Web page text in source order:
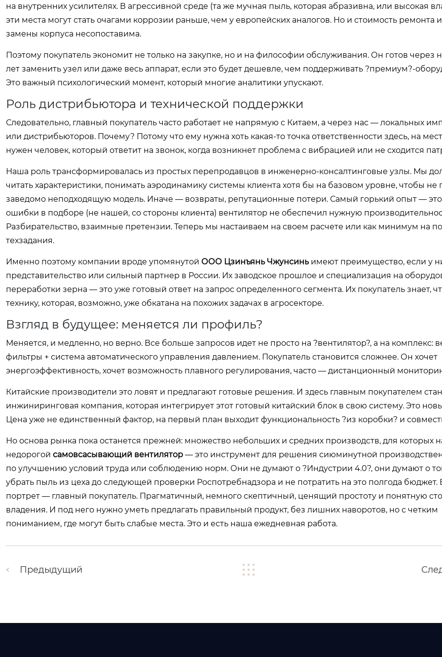
на внутренних усилителях. В агрессивной среде (та же мучная пыль, которая абразивна, или высокая
эти места могут стать очагами коррозии раньше, чем у европейских аналогов. Но и стоимость ремонта
замены корпуса несопоставима.
Поэтому покупатель экономит не только на закупке, но и на философии обслуживания. Он готов через
лет заменить узел или даже весь аппарат, если это будет дешевле, чем поддерживать ?премиум?-
Это важный психологический момент, который многие аналитики упускают.
Роль дистрибьютора и технической поддержки
Следовательно, главный покупатель часто работает не напрямую с Китаем, а через нас — локальных
или дистрибьюторов. Почему? Потому что ему нужна хоть какая-то точка ответственности здесь, на
нужен человек, который ответит на звонок, когда возникнет проблема с вибрацией или не сходится
Наша роль трансформировалась из простых перепродавцов в инженерно-консалтинговые узлы. Мы
читать характеристики, понимать аэродинамику системы клиента хотя бы на базовом уровне, чтобы не
заведомо неподходящую модель. Иначе — возвраты, репутационные потери. Самый горький опыт — это
ошибки в подборе (не нашей, со стороны клиента) вентилятор не обеспечил нужную
Разбирательство, взаимные претензии. Теперь мы настаиваем на своем расчете или как минимум на
техзадания.
Именно поэтому компании вроде упомянутой ООО Цзинъянь Чжунсинь имеют преимущество, если у
представительство или сильный партнер в России. Их заводское прошлое и специализация на
переработки зерна — это уже готовый ответ на запрос определенного сегмента. Их покупатель знает,
технику, которая, возможно, уже обкатана на похожих задачах в агросекторе.
Взгляд в будущее: меняется ли профиль?
Меняется, и медленно, но верно. Все больше запросов идет не просто на ?вентилятор?, а на комплекс:
фильтры + система автоматического управления давлением. Покупатель становится сложнее. Он хочет
энергоэффективность, хочет возможность плавного регулирования, часто — дистанционный
Китайские производители это ловят и предлагают готовые решения. И здесь главным покупателем
инжиниринговая компания, которая интегрирует этот готовый китайский блок в свою систему. Это
Цена уже не единственный фактор, на первый план выходит функциональность ?из коробки? и
Но основа рынка пока останется прежней: множество небольших и средних производств, для которых
недорогой самовсасывающий вентилятор — это инструмент для решения сиюминутной
по улучшению условий труда или соблюдению норм. Они не думают о ?Индустрии 4.0?, они думают о
убрать пыль из цеха до следующей проверки Роспотребнадзора и не потратить на это полгода бюджет.
портрет — главный покупатель. Прагматичный, немного скептичный, ценящий простоту и понятную
владения. И под него нужно уметь предлагать правильный продукт, без лишних наворотов, но с четким
пониманием, где могут быть слабые места. Это и есть наша ежедневная работа.
Предыдущий